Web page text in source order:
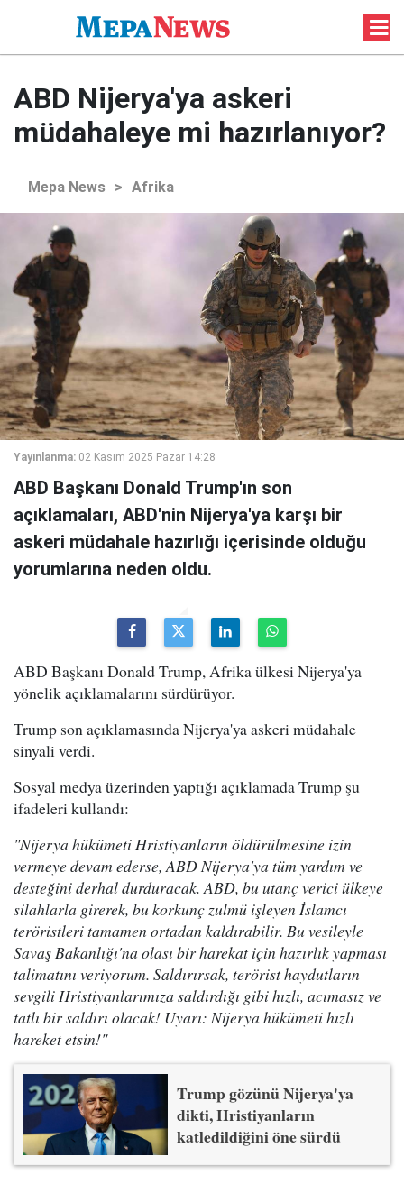
ABD Nijerya'ya askeri
müdahaleye mi hazırlanıyor?
Mepa News > Afrika
Yayınlanma: 02 Kasım 2025 Pazar 14:28
ABD Başkanı Donald Trump'ın son
açıklamaları, ABD'nin Nijerya'ya karşı bir
askeri müdahale hazırlığı içerisinde olduğu
yorumlarına neden oldu.
ABD Başkanı Donald Trump, Afrika ülkesi Nijerya'ya
yönelik açıklamalarını sürdürüyor.
Trump son açıklamasında Nijerya'ya askeri müdahale
sinyali verdi.
Sosyal medya üzerinden yaptığı açıklamada Trump şu
ifadeleri kullandı:
"Nijerya hükümeti Hristiyanların öldürülmesine izin
vermeye devam ederse, ABD Nijerya'ya tüm yardım ve
desteğini derhal durduracak. ABD, bu utanç verici ülkeye
silahlarla girerek, bu korkunç zulmü işleyen İslamcı
teröristleri tamamen ortadan kaldırabilir. Bu vesileyle
Savaş Bakanlığı'na olası bir harekat için hazırlık yapması
talimatını veriyorum. Saldırırsak, terörist haydutların
sevgili Hristiyanlarımıza saldırdığı gibi hızlı, acımasız ve
tatlı bir saldırı olacak! Uyarı: Nijerya hükümeti hızlı
hareket etsin!"
Trump gözünü Nijerya'ya
dikti, Hristiyanların
katledildiğini öne sürdü